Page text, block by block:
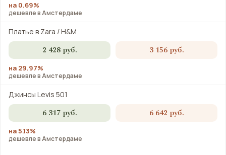
на 0.69%
дешевле в Амстердаме
Платье в Zara / H&M
2 428 руб. 3 156 руб.
на 29.97%
дешевле в Амстердаме
Джинсы Levis 501
6 317 руб. 6 642 руб.
на 5.13%
дешевле в Амстердаме